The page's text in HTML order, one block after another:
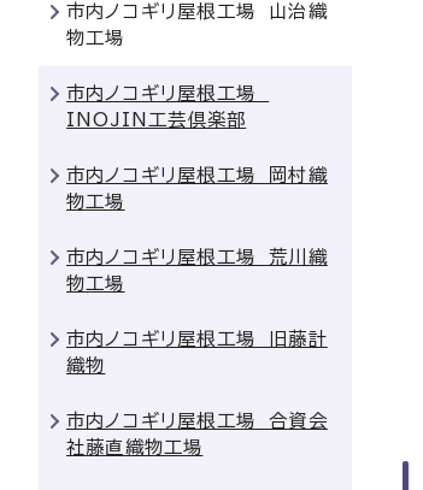
市内ノコギリ屋根工場 山治織
物工場
市内ノコギリ屋根工場
INOJIN工芸倶楽部
市内ノコギリ屋根工場 岡村織
物工場
市内ノコギリ屋根工場 荒川織
物工場
市内ノコギリ屋根工場 旧藤計
織物
市内ノコギリ屋根工場 合資会
社藤直織物工場